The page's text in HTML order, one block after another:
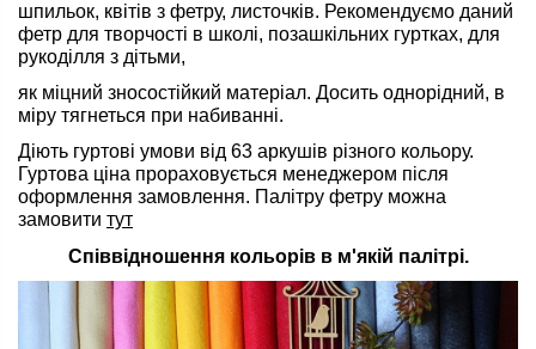
шпильок, квітів з фетру, листочків. Рекомендуємо даний
фетр для творчості в школі, позашкільних гуртках, для
рукоділля з дітьми,
як міцний зносостійкий матеріал. Досить однорідний, в
міру тягнеться при набиванні.
Діють гуртові умови від 63 аркушів різного кольору.
Гуртова ціна прораховується менеджером після
оформлення замовлення. Палітру фетру можна
замовити тут
Співвідношення кольорів в м'якій палітрі.